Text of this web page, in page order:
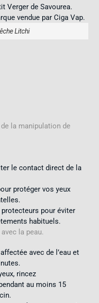
Litchi
la manipulation de
le contact direct de la
protéger vos yeux
pour éviter
habituels.
la peau.
avec de l’eau et
rincez
au moins 15